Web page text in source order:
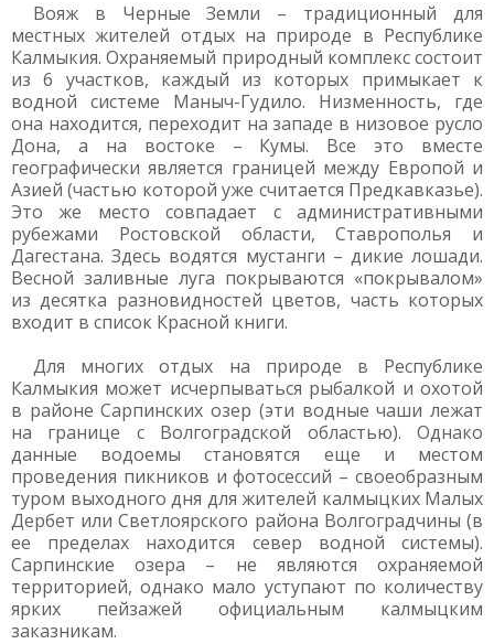
Вояж в Черные Земли – традиционный для
местных жителей отдых на природе в Республике
Калмыкия. Охраняемый природный комплекс состоит
из 6 участков, каждый из которых примыкает к
водной системе Маныч-Гудило. Низменность, где
она находится, переходит на западе в низовое русло
Дона, а на востоке – Кумы. Все это вместе
географически является границей между Европой и
Азией (частью которой уже считается Предкавказье).
Это же место совпадает с административными
рубежами Ростовской области, Ставрополья и
Дагестана. Здесь водятся мустанги – дикие лошади.
Весной заливные луга покрываются «покрывалом»
из десятка разновидностей цветов, часть которых
входит в список Красной книги.
Для многих отдых на природе в Республике
Калмыкия может исчерпываться рыбалкой и охотой
в районе Сарпинских озер (эти водные чаши лежат
на границе с Волгоградской областью). Однако
данные водоемы становятся еще и местом
проведения пикников и фотосессий – своеобразным
туром выходного дня для жителей калмыцких Малых
Дербет или Светлоярского района Волгоградчины (в
ее пределах находится север водной системы).
Сарпинские озера – не являются охраняемой
территорией, однако мало уступают по количеству
ярких пейзажей официальным калмыцким
заказникам.